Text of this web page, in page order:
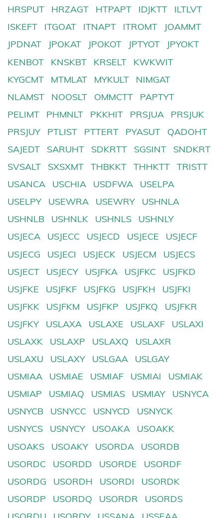
HRSPUT HRZAGT HTPAPT IDJKTT
ILTLVT
ISKEFT
ITGOAT ITNAPT ITROMT
JOAMMT
JPDNAT
JPOKAT JPOKOT JPTYOT
JPYOKT
KENBOT
KNSKBT KRSELT
KWKWIT
KYGCMT
MTMLAT MYKULT
NIMGAT
NLAMST
NOOSLT OMMCTT
PAPTYT
PELIMT
PHMNLT PKKHIT PRSJUA
PRSJUK
PRSJUY
PTLIST PTTERT PYASUT
QADOHT
SAJEDT
SARUHT SDKRTT SGSINT
SNDKRT
SVSALT
SXSXMT THBKKT THHKTT
TRISTT
USANCA
USCHIA USDFWA
USELPA
USELPY
USEWRA USEWRY
USHNLA
USHNLB
USHNLK USHNLS
USHNLY
USJECA
USJECC USJECD USJECE
USJECF
USJECG
USJECI USJECK USJECM
USJECS
USJECT
USJECY USJFKA USJFKC
USJFKD
USJFKE
USJFKF USJFKG USJFKH
USJFKI
USJFKK
USJFKM USJFKP USJFKQ
USJFKR
USJFKY
USLAXA USLAXE USLAXF
USLAXI
USLAXK
USLAXP USLAXQ
USLAXR
USLAXU
USLAXY USLGAA
USLGAY
USMIAA
USMIAE USMIAF USMIAI
USMIAK
USMIAP
USMIAQ USMIAS USMIAY
USNYCA
USNYCB
USNYCC USNYCD
USNYCK
USNYCS
USNYCY USOAKA
USOAKK
USOAKS
USOAKY USORDA
USORDB
USORDC
USORDD USORDE
USORDF
USORDG
USORDH USORDI
USORDK
USORDP
USORDQ USORDR
USORDS